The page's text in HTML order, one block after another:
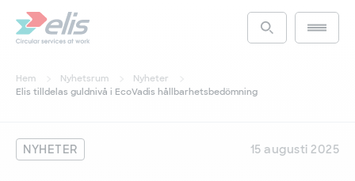
huvudinnehållAccess the
Main
Hem Nyhetsrum
Nyheter
Elis tilldelas guldnivå i EcoVadis hållbarhetsbedömning
NYHETER 15 augusti 2025